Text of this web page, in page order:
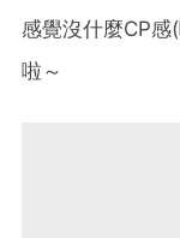
感覺沒什麼CP
啦～